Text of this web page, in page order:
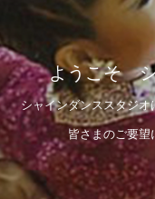
ようこそ シ
シャインダンススタジ
皆さまのご要望